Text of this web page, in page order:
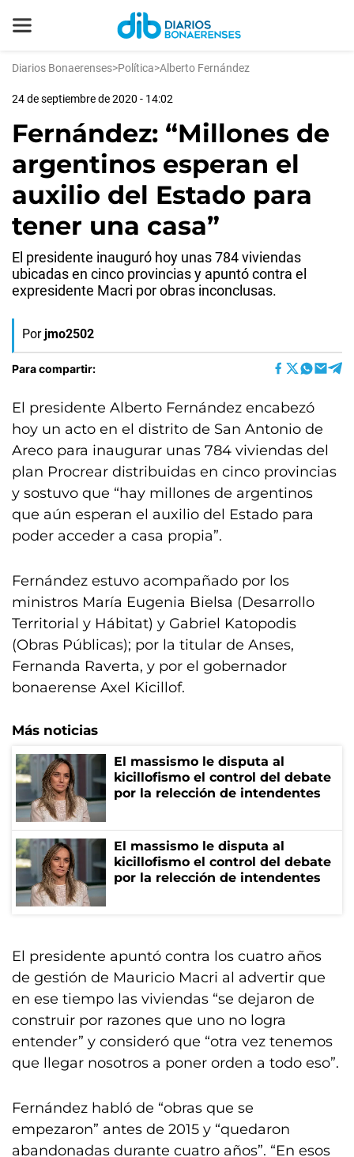
Diarios Bonaerenses>Política>Alberto Fernández
24 de septiembre de 2020 - 14:02
Fernández: “Millones de
argentinos esperan el
auxilio del Estado para
tener una casa”
El presidente inauguró hoy unas 784 viviendas
ubicadas en cinco provincias y apuntó contra el
expresidente Macri por obras inconclusas.
Por jmo2502
Para compartir:
El presidente Alberto Fernández encabezó
hoy un acto en el distrito de San Antonio de
Areco para inaugurar unas 784 viviendas del
plan Procrear distribuidas en cinco provincias
y sostuvo que “hay millones de argentinos
que aún esperan el auxilio del Estado para
poder acceder a casa propia”.
Fernández estuvo acompañado por los
ministros María Eugenia Bielsa (Desarrollo
Territorial y Hábitat) y Gabriel Katopodis
(Obras Públicas); por la titular de Anses,
Fernanda Raverta, y por el gobernador
bonaerense Axel Kicillof.
Más noticias
El massismo le disputa al
kicillofismo el control del debate
por la relección de intendentes
El massismo le disputa al
kicillofismo el control del debate
por la relección de intendentes
El presidente apuntó contra los cuatro años
de gestión de Mauricio Macri al advertir que
en ese tiempo las viviendas “se dejaron de
construir por razones que uno no logra
entender” y consideró que “otra vez tenemos
que llegar nosotros a poner orden a todo eso”.
Fernández habló de “obras que se
empezaron” antes de 2015 y “quedaron
abandonadas durante cuatro años”. “En esos